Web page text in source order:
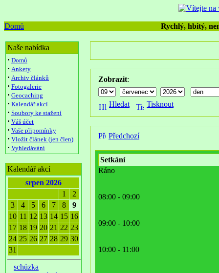
Domů Rychlý, hbitý,
Naše nabídka
· Domů
· Ankety
· Archiv článků
· Fotogalerie
· Geocaching
· Kalendář akcí
· Soubory ke stažení
· Váš účet
· Vaše připomínky
· Vložit článek (jen člen)
· Vyhledávání
Kalendář akcí
srpen 2026
1
2
3
4 5 6 7 8
9
10 11 12 13 14 15 16
17 18 19 20 21 22 23
24 25 26 27 28 29 30
31
schůzka
Zobrazit:
Hledat Tisknout
Předchozí
Setkání
Ráno
08:00 - 09:00
09:00 - 10:00
10:00 - 11:00